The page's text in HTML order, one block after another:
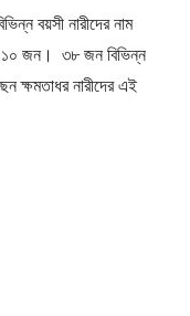
বয়সী নারীদের নাম
১০ জন। ৩৮ জন বিভিন্ন
ক্ষমতাধর নারীদের এই